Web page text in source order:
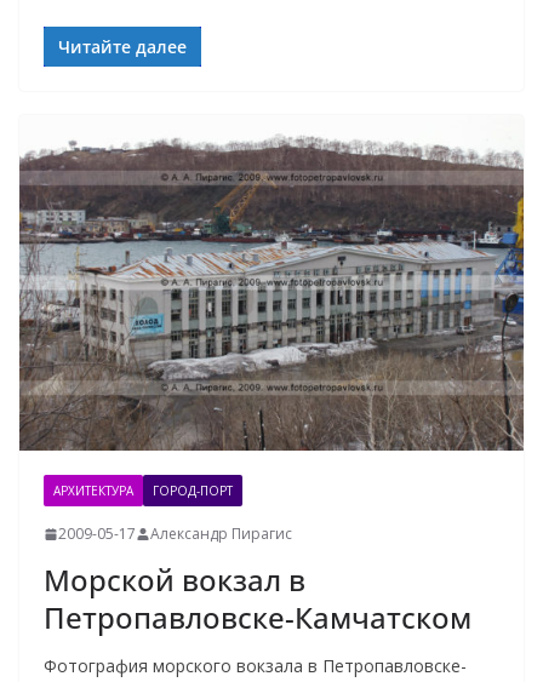
Читайте далее
АРХИТЕКТУРА ГОРОД-ПОРТ
2009-05-17 Александр Пирагис
Морской вокзал в
Петропавловске-Камчатском
Фотография морского вокзала в Петропавловске-